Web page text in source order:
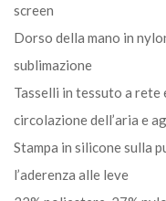
screen
Dorso della mano in
sublimazione
Tasselli in tessuto a
circolazione dell’aria e
Stampa in silicone sulla
l’aderenza alle leve